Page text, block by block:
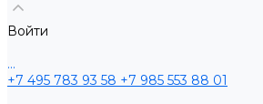
Войти
...
+7 495 783 93 58 +7 985 553 88 01